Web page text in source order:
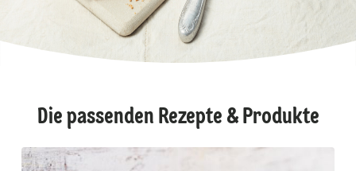
Die passenden Rezepte & Produkte